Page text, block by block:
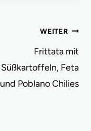
WEITER
Frittata mit
Süßkartoffeln, Feta
und Poblano Chilies